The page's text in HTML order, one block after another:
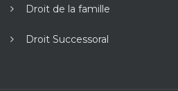
Droit de la famille
Droit Successoral